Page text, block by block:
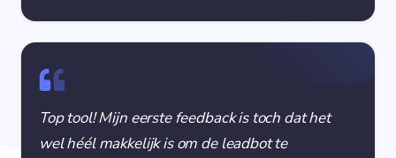
Top tool! Mijn eerste feedback is toch dat het
wel héél makkelijk is om de leadbot te